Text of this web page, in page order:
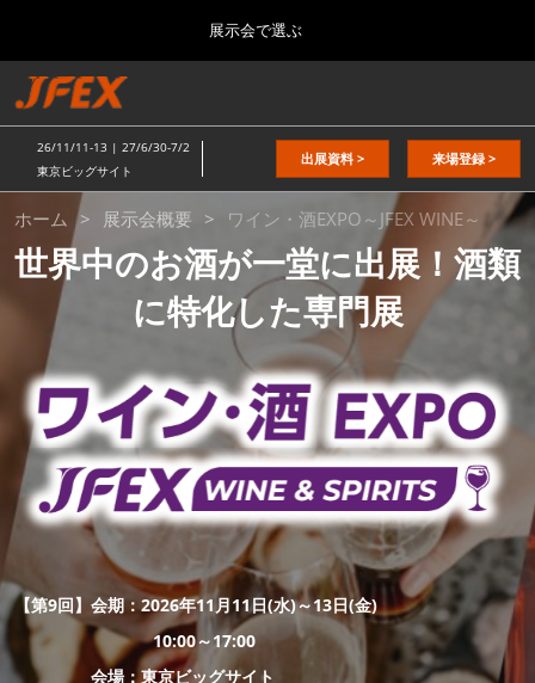
ッ
プ
し
進
む
to
close
the
展示会で選ぶ
2026年11月11日
東京ビッグサイト / Tokyo Big Sight
JFEX
2026年11月11日
東京ビッグサイト / Tokyo Big Sight
国際 食品物流EXPO
2027年06月30日
東京ビッグサイト / Tokyo Big Sight
“日本の食器・調理器具”輸出EXPO
2027年06月30日
東京ビッグサイト / Tokyo Big Sight
ー
ナ
ビ
ー
シ
ョ
ン
折
り
た
た
む
26/11/11-13 | 27/6/30-7/2
東京ビッグサイト
出展資料 > 来場登録 >
ホーム 展示会概要 ワイン・酒EXPO～JFEX WINE～
ワ
イ
ン・
酒
EXPO
～
世界中のお酒が一堂に出展！酒類
に特化した専門展
【第9回】会期：2026年11月11日(水)～13日(金)
10:00～17:00
会場：東京ビッグサイト